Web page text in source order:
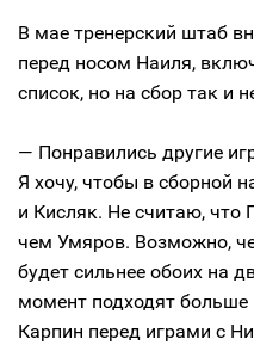
В мае тренерский штаб
перед носом Наиля,
список, но на сбор так и
— Понравились другие
Я хочу, чтобы в сборной
и Кисляк. Не считаю, что
чем Умяров. Возможно,
будет сильнее обоих на
момент подходят больше
Карпин перед играми с